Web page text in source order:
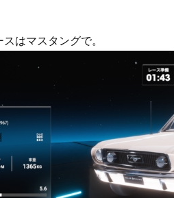
はマスタングで。